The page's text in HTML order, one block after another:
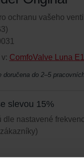
ochranu vašeho
ComfoValve Luna
doručena do 2–5
slevou 15%
dle nastavené